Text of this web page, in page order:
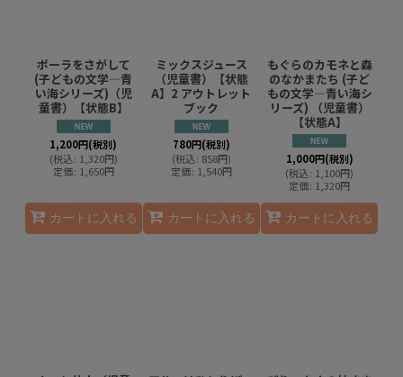
ポーラをさがして
(子どもの文学―青
い海シリーズ)（児
童書）【状態B】
1,200円(税別)
(税込: 1,320円)
定価: 1,650円
カートに入れる
ミックスジュース
（児童書）【状態
A】2 アウトレット
ブック
780円(税別)
(税込: 858円)
定価: 1,540円
カートに入れる
もぐらのカモネと森
のなかまたち (子ど
もの文学―青い海シ
リーズ) （児童書）
【状態A】
1,000円(税別)
(税込: 1,100円)
定価: 1,320円
カートに入れる